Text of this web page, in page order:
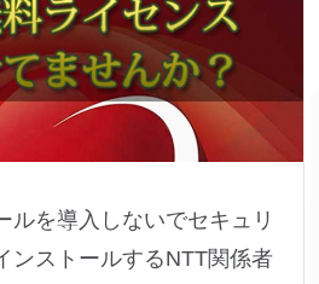
ルを導入しないでセキュリ
ンストールするNTT関係者